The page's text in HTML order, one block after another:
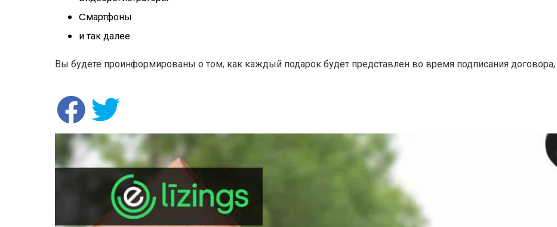
Cмартфоны
и так далее
Вы будете проинформированы о том, как каждый подарок будет представлен во время подписания